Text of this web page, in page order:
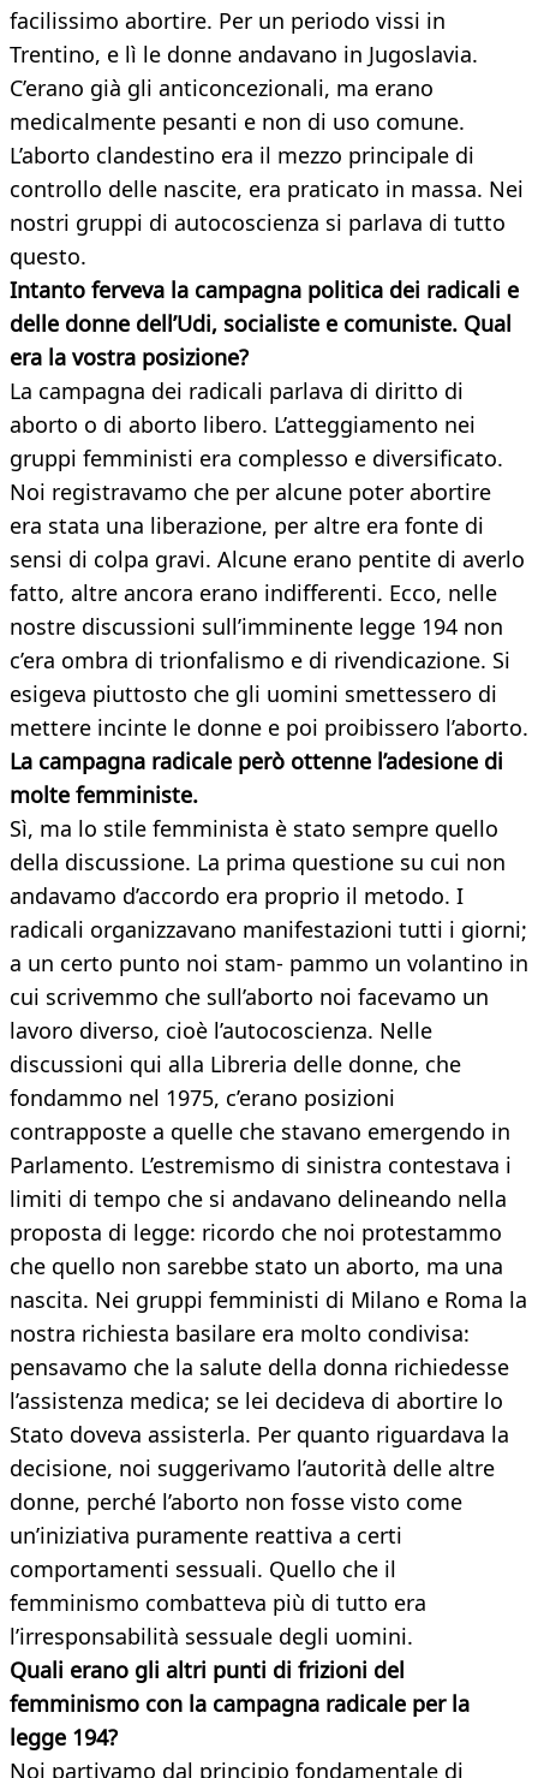
facilissimo abortire. Per un periodo vissi in
Trentino, e lì le donne andavano in Jugoslavia.
C’erano già gli anticoncezionali, ma erano
medicalmente pesanti e non di uso comune.
L’aborto clandestino era il mezzo principale di
controllo delle nascite, era praticato in massa. Nei
nostri gruppi di autocoscienza si parlava di tutto
questo.
Intanto ferveva la campagna politica dei radicali e
delle donne dell’Udi, socialiste e comuniste. Qual
era la vostra posizione?
La campagna dei radicali parlava di diritto di
aborto o di aborto libero. L’atteggiamento nei
gruppi femministi era complesso e diversificato.
Noi registravamo che per alcune poter abortire
era stata una liberazione, per altre era fonte di
sensi di colpa gravi. Alcune erano pentite di averlo
fatto, altre ancora erano indifferenti. Ecco, nelle
nostre discussioni sull’imminente legge 194 non
c’era ombra di trionfalismo e di rivendicazione. Si
esigeva piuttosto che gli uomini smettessero di
mettere incinte le donne e poi proibissero l’aborto.
La campagna radicale però ottenne l’adesione di
molte femministe.
Sì, ma lo stile femminista è stato sempre quello
della discussione. La prima questione su cui non
andavamo d’accordo era proprio il metodo. I
radicali organizzavano manifestazioni tutti i giorni;
a un certo punto noi stam- pammo un volantino in
cui scrivemmo che sull’aborto noi facevamo un
lavoro diverso, cioè l’autocoscienza. Nelle
discussioni qui alla Libreria delle donne, che
fondammo nel 1975, c’erano posizioni
contrapposte a quelle che stavano emergendo in
Parlamento. L’estremismo di sinistra contestava i
limiti di tempo che si andavano delineando nella
proposta di legge: ricordo che noi protestammo
che quello non sarebbe stato un aborto, ma una
nascita. Nei gruppi femministi di Milano e Roma la
nostra richiesta basilare era molto condivisa:
pensavamo che la salute della donna richiedesse
l’assistenza medica; se lei decideva di abortire lo
Stato doveva assisterla. Per quanto riguardava la
decisione, noi suggerivamo l’autorità delle altre
donne, perché l’aborto non fosse visto come
un’iniziativa puramente reattiva a certi
comportamenti sessuali. Quello che il
femminismo combatteva più di tutto era
l’irresponsabilità sessuale degli uomini.
Quali erano gli altri punti di frizioni del
femminismo con la campagna radicale per la
legge 194?
Noi partivamo dal principio fondamentale di